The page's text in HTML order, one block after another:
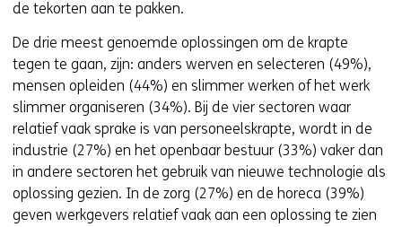
de tekorten aan te pakken.
De drie meest genoemde oplossingen om de krapte
tegen te gaan, zijn: anders werven en selecteren (49%),
mensen opleiden (44%) en slimmer werken of het werk
slimmer organiseren (34%). Bij de vier sectoren waar
relatief vaak sprake is van personeelskrapte, wordt in de
industrie (27%) en het openbaar bestuur (33%) vaker dan
in andere sectoren het gebruik van nieuwe technologie als
oplossing gezien. In de zorg (27%) en de horeca (39%)
geven werkgevers relatief vaak aan een oplossing te zien